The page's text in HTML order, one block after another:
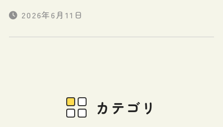
2026年6月11日
カテゴリ